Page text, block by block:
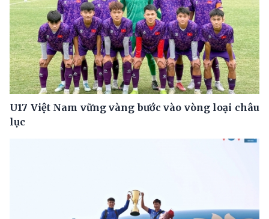
U17 Việt Nam vững vàng bước vào vòng loại châu
lục